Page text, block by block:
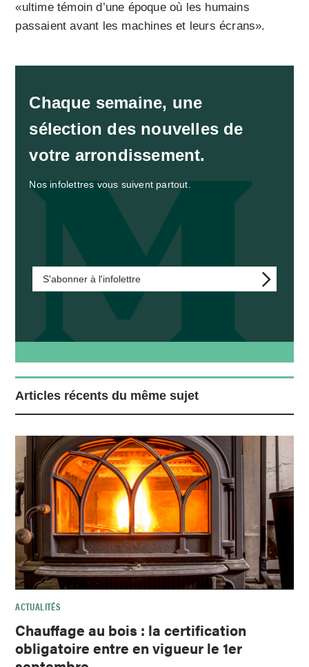
«ultime témoin d’une époque où les humains
passaient avant les machines et leurs écrans».
Chaque semaine, une
sélection des nouvelles de
votre arrondissement.
Nos infolettres vous suivent partout.
S'abonner à l'infolettre
Articles récents du même sujet
ACTUALITÉS
Chauffage au bois : la certification
obligatoire entre en vigueur le 1er